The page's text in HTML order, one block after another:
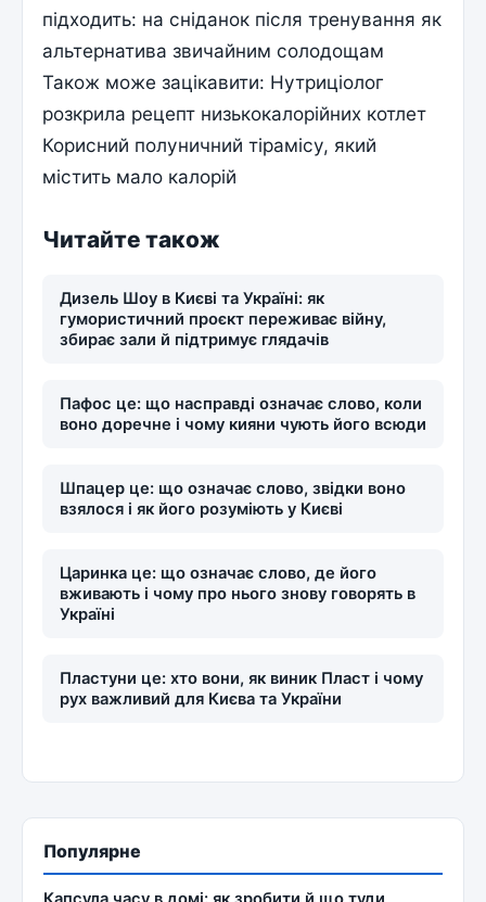
підходить: на сніданок після тренування як
альтернатива звичайним солодощам
Також може зацікавити: Нутриціолог
розкрила рецепт низькокалорійних котлет
Корисний полуничний тірамісу, який
містить мало калорій
Читайте також
Дизель Шоу в Києві та Україні: як
гумористичний проєкт переживає війну,
збирає зали й підтримує глядачів
Пафос це: що насправді означає слово, коли
воно доречне і чому кияни чують його всюди
Шпацер це: що означає слово, звідки воно
взялося і як його розуміють у Києві
Царинка це: що означає слово, де його
вживають і чому про нього знову говорять в
Україні
Пластуни це: хто вони, як виник Пласт і чому
рух важливий для Києва та України
Популярне